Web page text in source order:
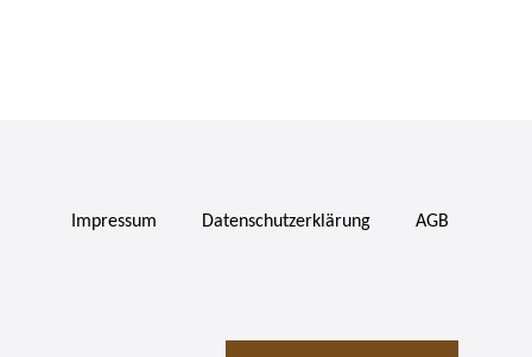
Impressum Daten­schutz­erklärung AGB